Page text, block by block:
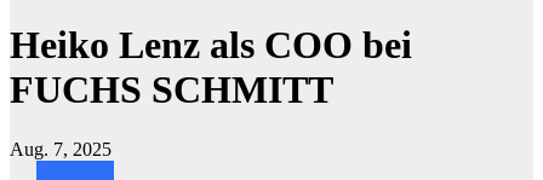
Heiko Lenz als COO bei
FUCHS SCHMITT
Aug. 7, 2025